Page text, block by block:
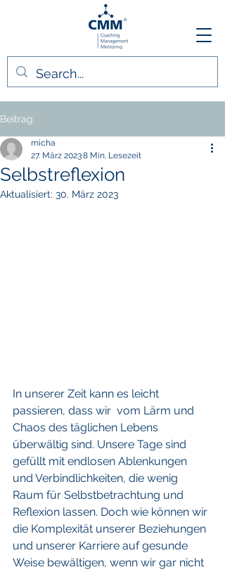
Beitrag
Selbstreflexion
micha
27. März 20238 Min. Lesezeit
Aktualisiert: 30. März 2023
In unserer Zeit kann es leicht
passieren, dass wir  vom Lärm und
Chaos des täglichen Lebens
überwältig sind. Unsere Tage sind
gefüllt mit endlosen Ablenkungen
und Verbindlichkeiten, die wenig
Raum für Selbstbetrachtung und
Reflexion lassen. Doch wie können wir
die Komplexität unserer Beziehungen
und unserer Karriere auf gesunde
Weise bewältigen, wenn wir gar nicht